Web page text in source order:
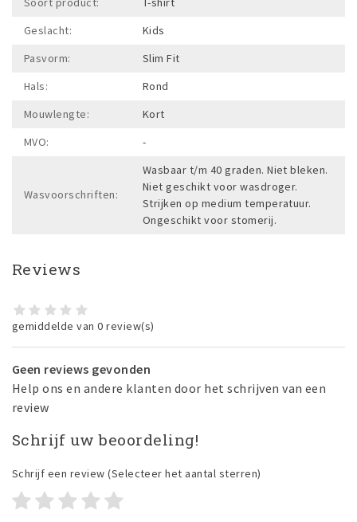
Geslacht:
Kids
Pasvorm:
Slim Fit
Hals:
Rond
Mouwlengte:
Kort
MVO:
-
Wasvoorschriften:
Wasbaar t/m 40 graden. Niet bleken.
Niet geschikt voor wasdroger.
Strijken op medium temperatuur.
Ongeschikt voor stomerij.
Reviews
gemiddelde van 0 review(s)
Geen reviews gevonden
Help ons en andere klanten door het schrijven van een
review
Schrijf uw beoordeling!
Schrijf een review (Selecteer het aantal sterren)